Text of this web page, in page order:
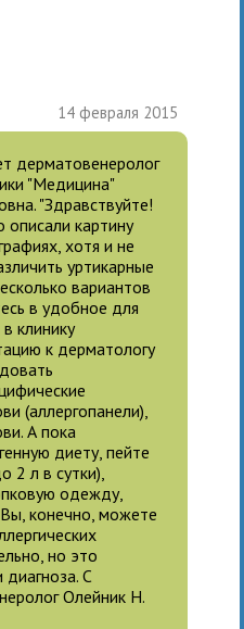
14 февраля 2015
дерматовенеролог
"Медицина"
"Здравствуйте!
картину
хотя и не
уртикарные
вариантов
в удобное для
клинику
к дерматологу
(аллергопанели),
А пока
диету, пейте
2 л в сутки),
одежду,
конечно, можете
но это
С
Олейник Н.